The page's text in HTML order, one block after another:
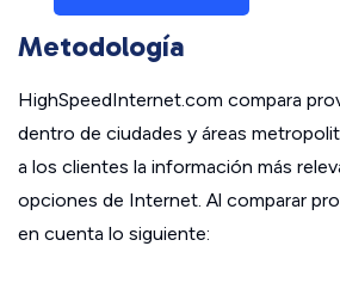
Metodología
HighSpeedInternet.com compara
dentro de ciudades y áreas
a los clientes la información más
opciones de Internet. Al comparar
en cuenta lo siguiente: